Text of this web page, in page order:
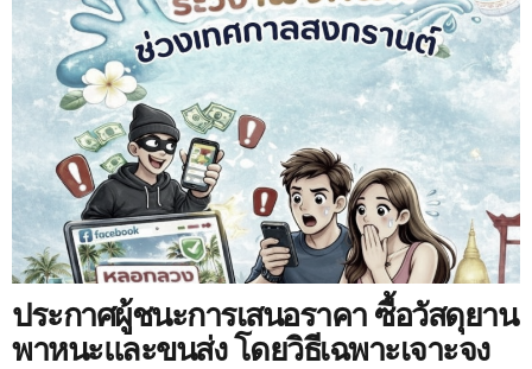
ประกาศผู้ชนะการเสนอราคา ซื้อวัสดุยาน
พาหนะและขนส่ง โดยวิธีเฉพาะเจาะจง